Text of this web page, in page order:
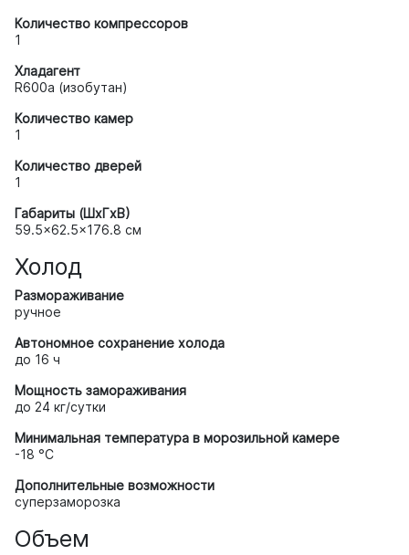
Количество компрессоров
1
Хладагент
R600a (изобутан)
Количество камер
1
Количество дверей
1
Габариты (ШxГxВ)
59.5x62.5x176.8 см
Холод
Размораживание
ручное
Автономное сохранение холода
до 16 ч
Мощность замораживания
до 24 кг/cутки
Минимальная температура в морозильной камере
-18 °C
Дополнительные возможности
суперзаморозка
Объем